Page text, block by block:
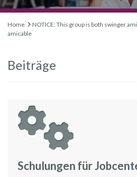
Home
NOTICE: This group is both swinger
amicable
Beiträge
Schulungen für